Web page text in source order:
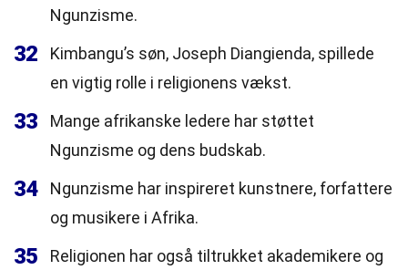
Ngunzisme.
32
Kimbangu’s søn, Joseph Diangienda, spillede
en vigtig rolle i religionens vækst.
33
Mange afrikanske ledere har støttet
Ngunzisme og dens budskab.
34
Ngunzisme har inspireret kunstnere, forfattere
og musikere i Afrika.
35
Religionen har også tiltrukket akademikere og